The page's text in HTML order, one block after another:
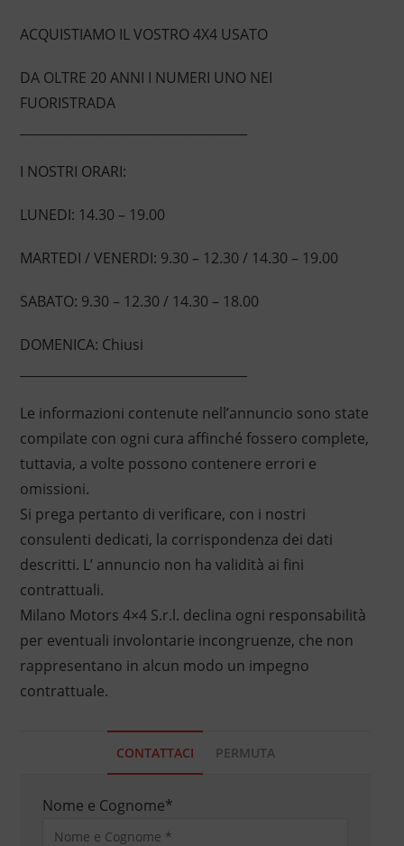
ACQUISTIAMO IL VOSTRO 4X4 USATO
DA OLTRE 20 ANNI I NUMERI UNO NEI
FUORISTRADA
I NOSTRI ORARI:
LUNEDI: 14.30 – 19.00
MARTEDI / VENERDI: 9.30 – 12.30 / 14.30 – 19.00
SABATO: 9.30 – 12.30 / 14.30 – 18.00
DOMENICA: Chiusi
Le informazioni contenute nell’annuncio sono state
compilate con ogni cura affinché fossero complete,
tuttavia, a volte possono contenere errori e
omissioni.
Si prega pertanto di verificare, con i nostri
consulenti dedicati, la corrispondenza dei dati
descritti. L’ annuncio non ha validità ai fini
contrattuali.
Milano Motors 4×4 S.r.l. declina ogni responsabilità
per eventuali involontarie incongruenze, che non
rappresentano in alcun modo un impegno
contrattuale.
CONTATTACI PERMUTA
Nome e Cognome*